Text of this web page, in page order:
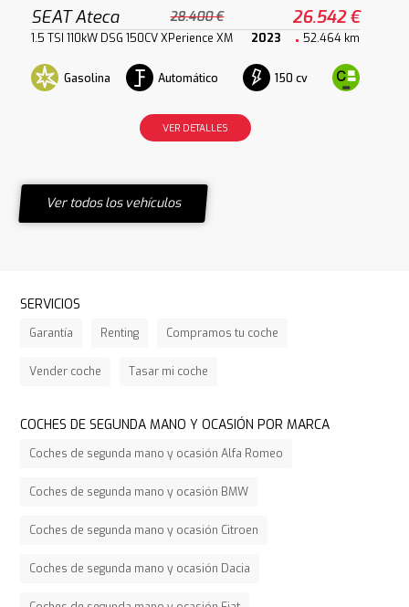
SEAT Ateca 28.400 € 26.542 €
1.5 TSI 110kW DSG 150CV XPerience XM 2023 52.464 km
Gasolina Automático 150 cv
VER DETALLES
Ver todos los vehículos
SERVICIOS
Garantía Renting Compramos tu coche
Vender coche Tasar mi coche
COCHES DE SEGUNDA MANO Y OCASIÓN POR MARCA
Coches de segunda mano y ocasión Alfa Romeo
Coches de segunda mano y ocasión BMW
Coches de segunda mano y ocasión Citroen
Coches de segunda mano y ocasión Dacia